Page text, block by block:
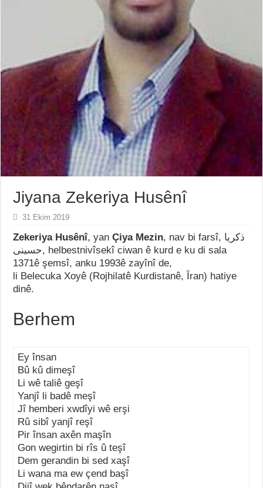
Jiyana Zekeriya Husênî
31 Ekim 2019
Zekeriya Husênî, yanÇiya Mezin, nav bi farsî, ذکریا
حسینی, helbestnivîsekî ciwan ê kurd e ku di sala
1371ê şemsî, anku 1993ê zayînî de,
li Belecuka Xoyê (Rojhilatê Kurdistanê, Îran) hatiye
dinê.
Berhem
Ey însan
Bû kû dimeşî
Li wê taliê geşî
Yanjî li badê meşî
Jî hemberi xwdîyi wê erşi
Rû sibî yanjî reşî
Pir însan axên maşîn
Gon wegirtin bi rîs û teşî
Dem gerandin bi sed xaşî
Li wana ma ew çend başî